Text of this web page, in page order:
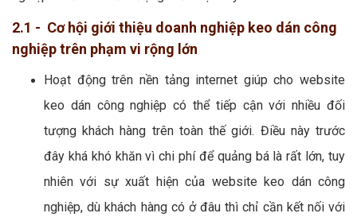
2.1 - Cơ hội giới thiệu doanh nghiệp keo dán công
nghiệp trên phạm vi rộng lớn
Hoạt động trên nền tảng internet giúp cho website
keo dán công nghiệp có thể tiếp cận với nhiều đối
tượng khách hàng trên toàn thế giới. Điều này trước
đây khá khó khăn vì chi phí để quảng bá là rất lớn, tuy
nhiên với sự xuất hiện của website keo dán công
nghiệp, dù khách hàng có ở đâu thì chỉ cần kết nối với